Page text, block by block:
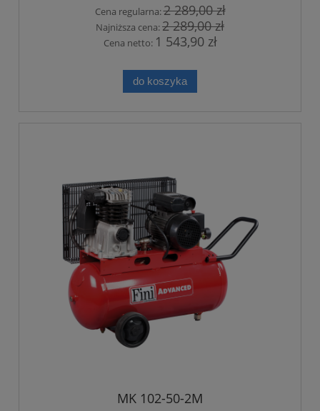
Cena regularna:2 289,00 zł
Najniższa cena:2 289,00 zł
Cena netto: 1 543,90 zł
do koszyka
MK 102-50-2M